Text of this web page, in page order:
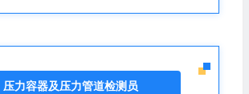
压力容器及压力管道检测员